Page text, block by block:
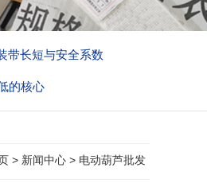
带长短与安全系数
的核心
> 新闻中心 > 电动葫芦批发